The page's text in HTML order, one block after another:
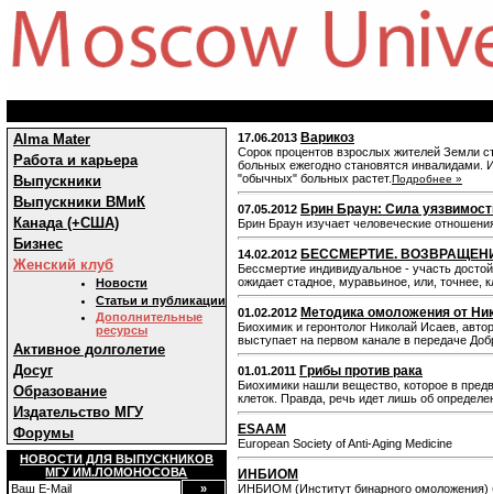
Alma Mater
Работа и карьера
Выпускники
Выпускники ВМиК
Канада (+США)
Бизнес
Женский клуб
Новости
Статьи и публикации
Дополнительные
ресурсы
Активное долголетие
Досуг
Образование
Издательство МГУ
Форумы
НОВОСТИ ДЛЯ ВЫПУСКНИКОВ
МГУ ИМ.ЛОМОНОСОВА
17.06.2013 Варикоз
Сорок процентов взрослых жителей Земли
больных ежегодно становятся инвалидами.
"обычных" больных растет.Подробнее »
07.05.2012 Брин Браун: Сила
Брин Браун изучает человеческие
14.02.2012 БЕССМЕРТИЕ.
Бессмертие индивидуальное - участь
ожидает стадное, муравьиное, или, точнее,
01.02.2012 Методика омоложения от
Биохимик и геронтолог Николай Исаев,
выступает на первом канале в передаче
01.01.2011 Грибы против рака
Биохимики нашли вещество, которое в
клеток. Правда, речь идет лишь об
ESAAM
European Society of Anti-Aging Medicine
ИНБИОМ
ИНБИОМ (Институт бинарного омоложения)